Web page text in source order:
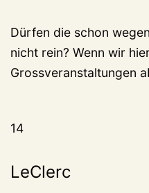
Dürfen die schon
nicht rein? Wenn wir
Grossveranstaltungen
14
LeClerc